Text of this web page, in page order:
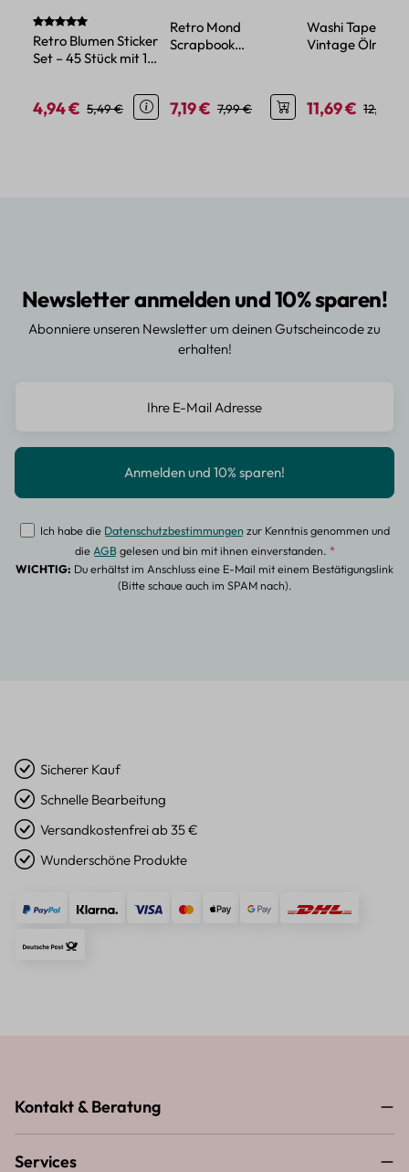
Durchschnittliche Bewertung von 5 von 5 Sternen
Retro Blumen Sticker
Set – 45 Stück mit 15
Verkaufspreis:
4,94 € Regulärer Preis:
5,49 €
Retro Mond
Scrapbook
Verkaufspreis:
7,19 € Regulärer Preis:
7,99 €
Washi Tape Set
Vintage
Verkaufspreis:
11,69 € 12,99 €
Newsletter anmelden und 10% sparen!
Abonniere unseren Newsletter um deinen Gutscheincode zu
erhalten!
Ich habe die Datenschutzbestimmungenzur Kenntnis genommen und
dieAGBgelesen und bin mit ihnen einverstanden. *
WICHTIG: Du erhältst im Anschluss eine E-Mail mit einem Bestätigungslink
(Bitte schaue auch im SPAM nach).
Sicherer Kauf
Schnelle Bearbeitung
Versandkostenfrei ab 35 €
Wunderschöne Produkte
Kontakt & Beratung
Services